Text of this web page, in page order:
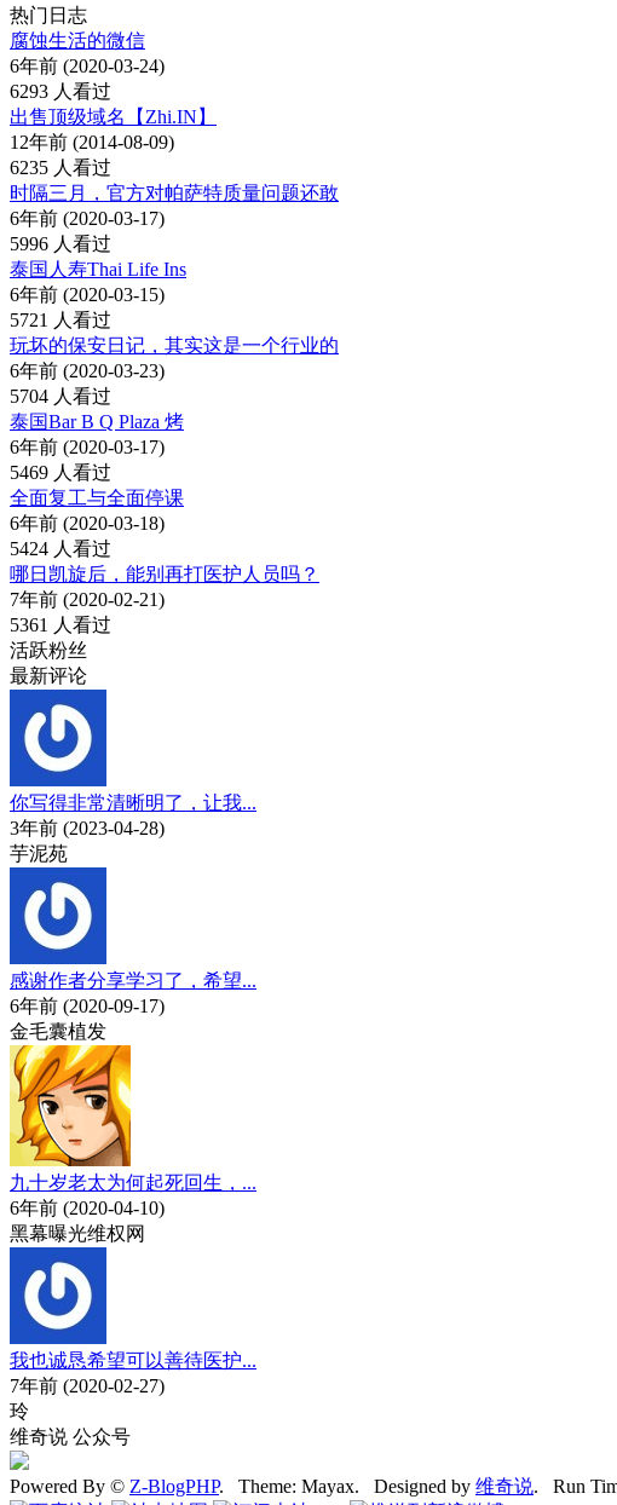
热门日志
腐蚀生活的微信
6年前 (2020-03-24)
6293 人看过
出售顶级域名【Zhi.IN】
12年前 (2014-08-09)
6235 人看过
时隔三月，官方对帕萨特质量问题还敢
6年前 (2020-03-17)
5996 人看过
泰国人寿Thai Life Ins
6年前 (2020-03-15)
5721 人看过
玩坏的保安日记，其实这是一个行业的
6年前 (2020-03-23)
5704 人看过
泰国Bar B Q Plaza 烤
6年前 (2020-03-17)
5469 人看过
全面复工与全面停课
6年前 (2020-03-18)
5424 人看过
哪日凯旋后，能别再打医护人员吗？
7年前 (2020-02-21)
5361 人看过
活跃粉丝
最新评论
你写得非常清晰明了，让我...
3年前 (2023-04-28)
芋泥苑
感谢作者分享学习了，希望...
6年前 (2020-09-17)
金毛囊植发
九十岁老太为何起死回生，...
6年前 (2020-04-10)
黑幕曝光维权网
我也诚恳希望可以善待医护...
7年前 (2020-02-27)
玲
维奇说 公众号
Powered By © Z-BlogPHP. Theme: Mayax. Designed by 维奇说. Run